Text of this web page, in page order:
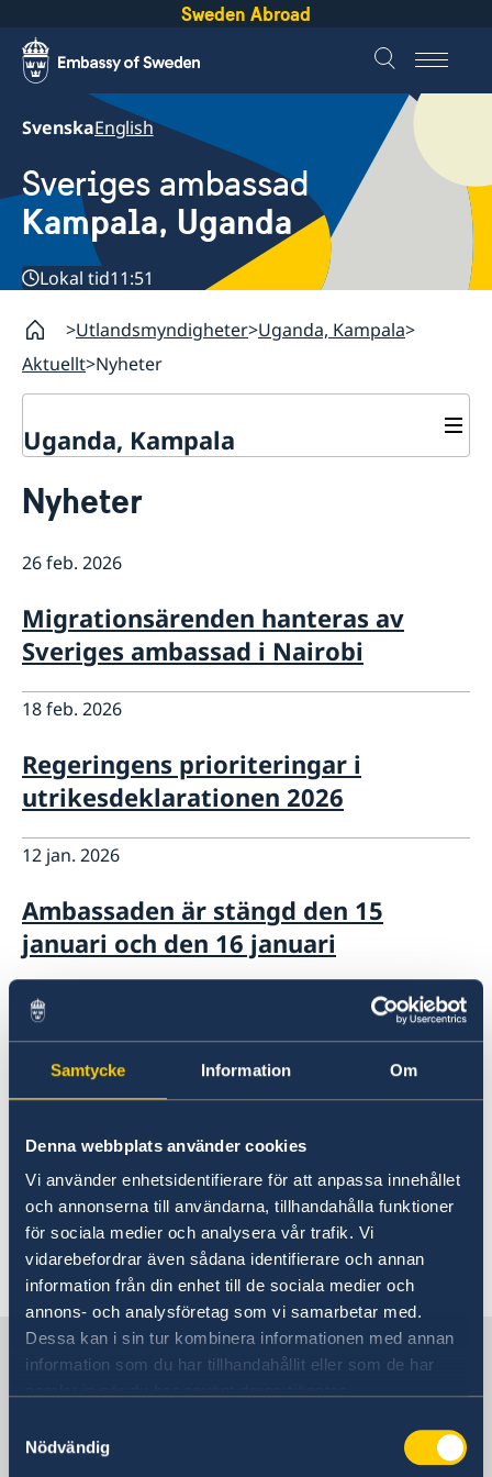
Samtycke Information Om
Denna webbplats använder cookies
Vi använder enhetsidentifierare för att anpassa innehållet
och annonserna till användarna, tillhandahålla funktioner
för sociala medier och analysera vår trafik. Vi
vidarebefordrar även sådana identifierare och annan
information från din enhet till de sociala medier och
annons- och analysföretag som vi samarbetar med.
Dessa kan i sin tur kombinera informationen med annan
information som du har tillhandahållit eller som de har
Nödvändig
Sweden Abroad
SvenskaEnglish
Sveriges ambassad
Kampala, Uganda
Lokal tid11:51
Utlandsmyndigheter Uganda, Kampala
Aktuellt Nyheter
Uganda, Kampala
Om oss
Praktiktjänstgöring
OSL-beskrivning
Vi är en resurs för svenska företag
Så kan du få stöd
Svenska företag i
Nyheter
Nyheter
26 feb. 2026
Migrationsärenden hanteras av
Sveriges ambassad i Nairobi
18 feb. 2026
Regeringens prioriteringar i
utrikesdeklarationen 2026
12 jan. 2026
Ambassaden är stängd den 15
januari och den 16 januari
16 dec. 2025
Ambassadens öppettider under
julledigheterna
08 okt. 2025
Ambassaden är stängd den 9
oktober
« 1 2 3 4 5 ... 8 9 »
Sverige i Uganda